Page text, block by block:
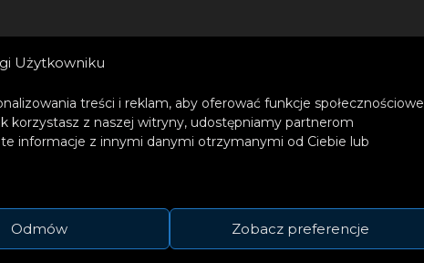
Użytkowniku
treści i reklam, aby oferować funkcje społecznościowe
korzystasz z naszej witryny, udostępniamy partnerom
informacje z innymi danymi otrzymanymi od Ciebie lub
Odmów Zobacz preferencje
REKLAMA